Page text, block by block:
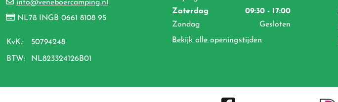
info@veneboercamping.nl
NL78 INGB 0661 8108 95
KvK.: 50794248
BTW: NL823324126B01
Zaterdag
09:30 - 17:00
Zondag
Gesloten
Bekijk alle openingstijden